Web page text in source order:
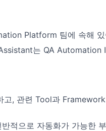
Platform 팀에 속해 있
는 QA Automation
, 관련 Tool과
적으로 자동화가 가능한